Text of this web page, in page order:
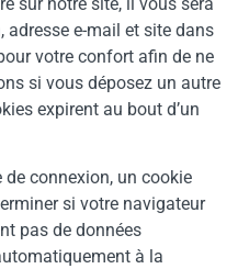
adresse e-mail et site dans
votre confort afin de ne
si vous déposez un autre
expirent au bout d’un
connexion, un cookie
si votre navigateur
pas de données
à la